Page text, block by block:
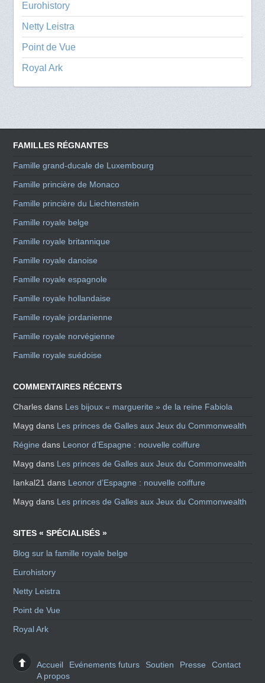
Eurohistory
Netty Leistra
Point de Vue
Royal Ark
FAMILLES RÉGNANTES
Famille grand-ducale de Luxembourg
Famille princière de Monaco
Famille princière du Liechtenstein
Famille royale belge
Famille royale britannique
Famille royale danoise
Famille royale espagnole
Famille royale hollandaise
Famille royale jordanienne
Famille royale norvégienne
Famille royale suédoise
COMMENTAIRES RÉCENTS
Charles dans Les bijoux « marguerite » de la reine Fabiola
Mayg dans Les princes de Galles aux Jeux du Commonwealth
Régine dans Leonor d’Espagne : nouvelle coiffure
Mayg dans Les princes de Galles aux Jeux du Commonwealth
Iankal21 dans Leonor d’Espagne : nouvelle coiffure
Mayg dans Les princes de Galles aux Jeux du Commonwealth
SITES « SPÉCIALISÉS »
Blog sur la famille royale belge
Eurohistory
Netty Leistra
Point de Vue
Royal Ark
Accueil Evénements futurs Soutien Presse
Contact
A propos